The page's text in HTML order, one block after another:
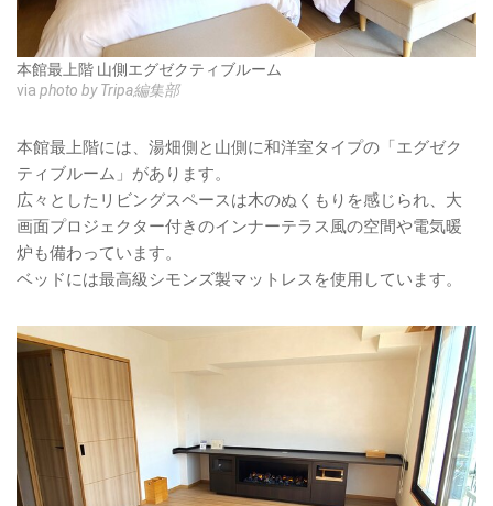
本館最上階 山側エグゼクティブルーム
via photo by Tripa編集部
本館最上階には、湯畑側と山側に和洋室タイプの「エグゼク
ティブルーム」があります。
広々としたリビングスペースは木のぬくもりを感じられ、大
画面プロジェクター付きのインナーテラス風の空間や電気暖
炉も備わっています。
ベッドには最高級シモンズ製マットレスを使用しています。